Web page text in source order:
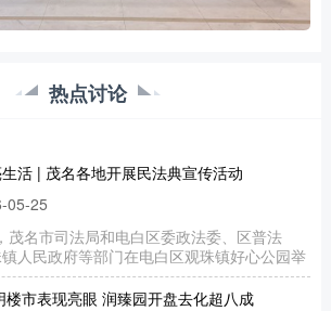
热点讨论
活 | 茂名各地开展民法典宣传活动
05-25
茂名市司法局和电白区委政法委、区普法
人民政府等部门在电白区观珠镇好心公园举
楼市表现亮眼 润臻园开盘去化超八成